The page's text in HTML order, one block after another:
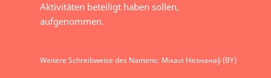
Aktivitäten beteiligt haben sollen,
aufgenommen.
Weitere Schreibweise des Namens: Міхаіл Нязнанаў (BY)